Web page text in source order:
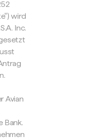
wird
Inc.
Avian
Bank.